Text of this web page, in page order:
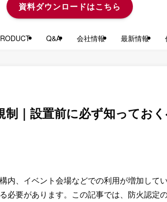
Q&A 会社情報 最新情報
資料ダウンロードはこちら
｜設置前に必ず知ってお
内、イベント会場などでの利用が増加して
必要があります。この記事では、防火認定